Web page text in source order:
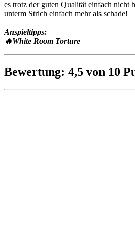
es trotz der guten Qualität einfach nicht
unterm Strich einfach mehr als schade!
Anspieltipps:
🔥White Room Torture
Bewertung: 4,5 von 10